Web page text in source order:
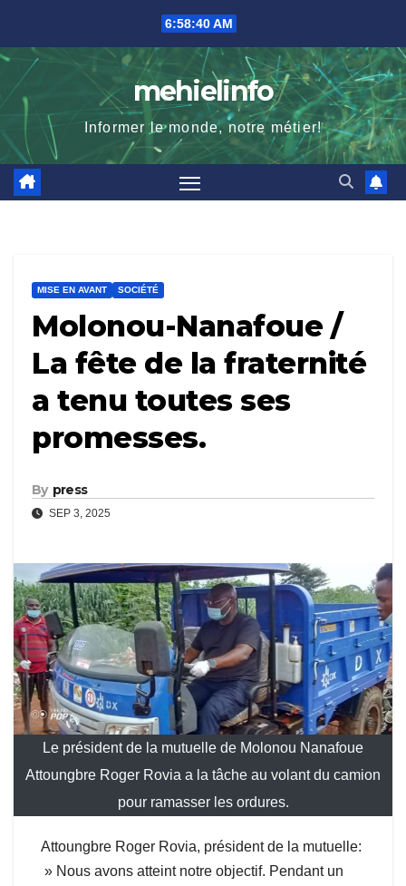
content
6:58:41 AM
mehielinfo
Informer le monde, notre métier!
MISE EN AVANT SOCIÉTÉ
Molonou-Nanafoue /
La fête de la fraternité
a tenu toutes ses
promesses.
By press
SEP 3, 2025
Le président de la mutuelle de Molonou Nanafoue
Attoungbre Roger Rovia a la tâche au volant du camion
pour ramasser les ordures.
Attoungbre Roger Rovia, président de la mutuelle:
» Nous avons atteint notre objectif. Pendant un